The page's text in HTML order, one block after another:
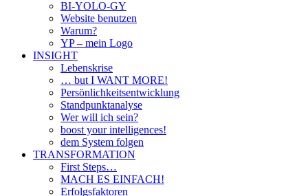
BI-YOLO-GY
Website benutzen
Warum?
YP – mein Logo
INSIGHT
Lebenskrise
… but I WANT MORE!
Persönlichkeitsentwicklung
Standpunktanalyse
Wer will ich sein?
boost your intelligences!
dem System folgen
TRANSFORMATION
First Steps…
MACH ES EINFACH!
Erfolgsfaktoren